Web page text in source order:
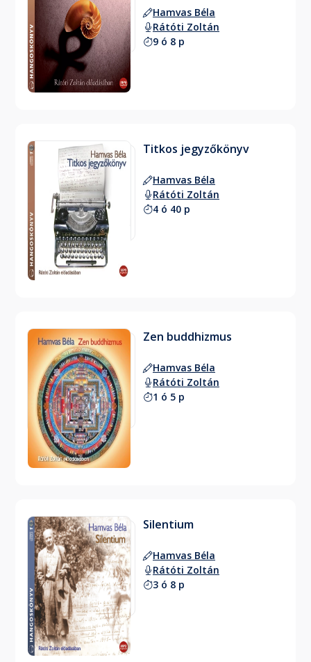
Hamvas Béla
Rátóti Zoltán
9 ó 8 p
Titkos jegyzőkönyv
Hamvas Béla
Rátóti Zoltán
4 ó 40 p
Zen buddhizmus
Hamvas Béla
Rátóti Zoltán
1 ó 5 p
Silentium
Hamvas Béla
Rátóti Zoltán
3 ó 8 p